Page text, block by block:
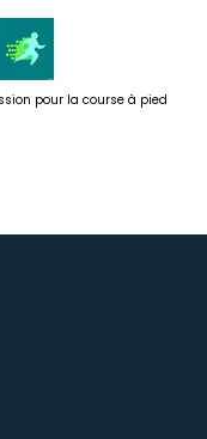
pour la course à pied